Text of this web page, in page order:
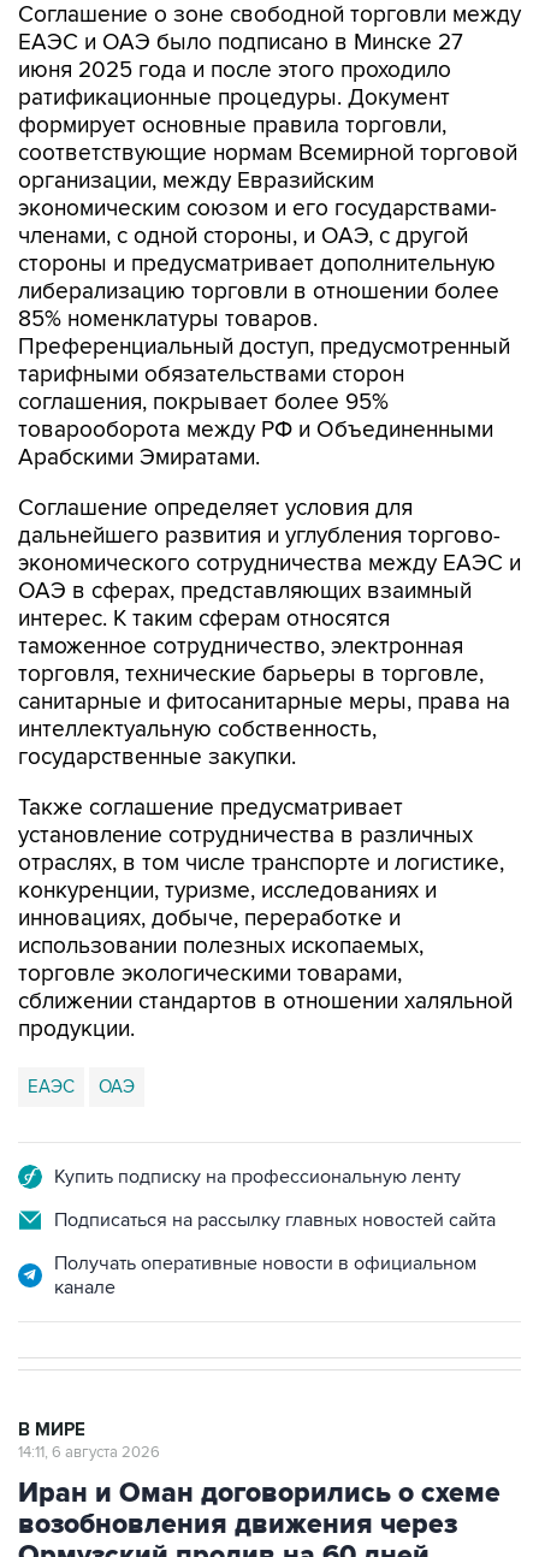
Соглашение о зоне свободной торговли между
ЕАЭС и ОАЭ было подписано в Минске 27
июня 2025 года и после этого проходило
ратификационные процедуры. Документ
формирует основные правила торговли,
соответствующие нормам Всемирной торговой
организации, между Евразийским
экономическим союзом и его государствами-
членами, с одной стороны, и ОАЭ, с другой
стороны и предусматривает дополнительную
либерализацию торговли в отношении более
85% номенклатуры товаров.
Преференциальный доступ, предусмотренный
тарифными обязательствами сторон
соглашения, покрывает более 95%
товарооборота между РФ и Объединенными
Арабскими Эмиратами.
Соглашение определяет условия для
дальнейшего развития и углубления торгово-
экономического сотрудничества между ЕАЭС и
ОАЭ в сферах, представляющих взаимный
интерес. К таким сферам относятся
таможенное сотрудничество, электронная
торговля, технические барьеры в торговле,
санитарные и фитосанитарные меры, права на
интеллектуальную собственность,
государственные закупки.
Также соглашение предусматривает
установление сотрудничества в различных
отраслях, в том числе транспорте и логистике,
конкуренции, туризме, исследованиях и
инновациях, добыче, переработке и
использовании полезных ископаемых,
торговле экологическими товарами,
сближении стандартов в отношении халяльной
продукции.
ЕАЭС ОАЭ
Купить подписку на профессиональную ленту
Подписаться на рассылку главных новостей сайта
Получать оперативные новости в официальном
канале
В МИРЕ
14:11, 6 августа 2026
Иран и Оман договорились о схеме
возобновления движения через